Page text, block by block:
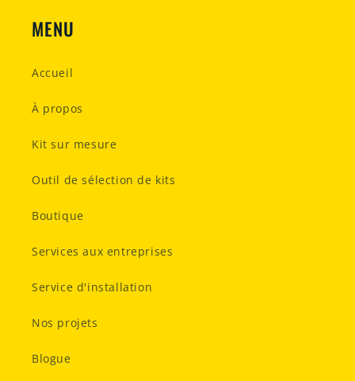
MENU
Accueil
À propos
Kit sur mesure
Outil de sélection de kits
Boutique
Services aux entreprises
Service d'installation
Nos projets
Blogue